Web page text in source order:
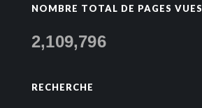
NOMBRE TOTAL DE PAGES VUES
2,109,796
RECHERCHE